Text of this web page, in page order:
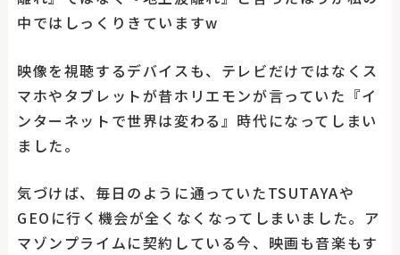
中ではしっくりきていますw
映像を視聴するデバイスも、テレビだけではなくス
マホやタブレットが昔ホリエモンが言っていた『イ
ンターネットで世界は変わる』時代になってしまい
ました。
気づけば、毎日のように通っていたTSUTAYAや
GEOに行く機会が全くなくなってしまいました。ア
マゾンプライムに契約している今、映画も音楽もす